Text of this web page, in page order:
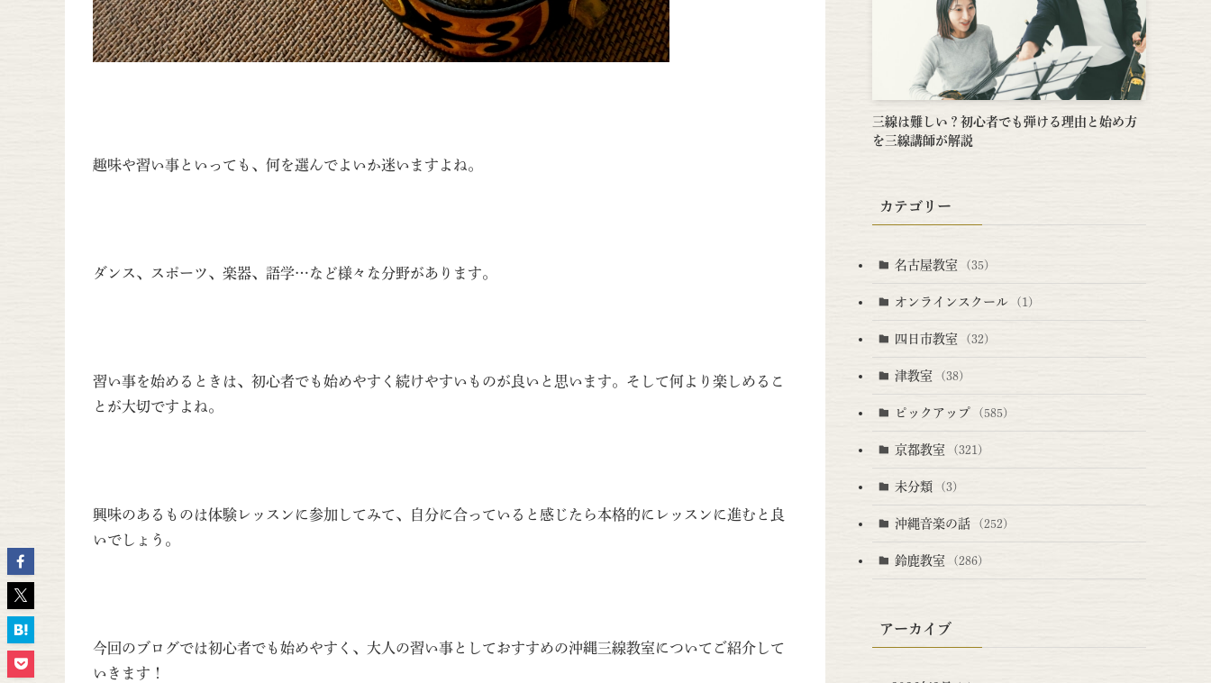
趣味や習い事といっても、何を選んでよいか迷いますよね。
ダンス、スポーツ、楽器、語学…など様々な分野があります。
習い事を始めるときは、初心者でも始めやすく続けやすいものが良いと思います。そして何より楽しめるこ
とが大切ですよね。
興味のあるものは体験レッスンに参加してみて、自分に合っていると感じたら本格的にレッスンに進むと良
いでしょう。
今回のブログでは初心者でも始めやすく、大人の習い事としておすすめの沖縄三線教室についてご紹介して
いきます！
三線は難しい？初心者でも弾ける理由と始め方
を三線講師が解説
カテゴリー
名古屋教室 (35)
オンラインスクール (1)
四日市教室 (32)
津教室 (38)
ピックアップ (585)
京都教室 (321)
未分類 (3)
沖縄音楽の話 (252)
鈴鹿教室 (286)
アーカイブ